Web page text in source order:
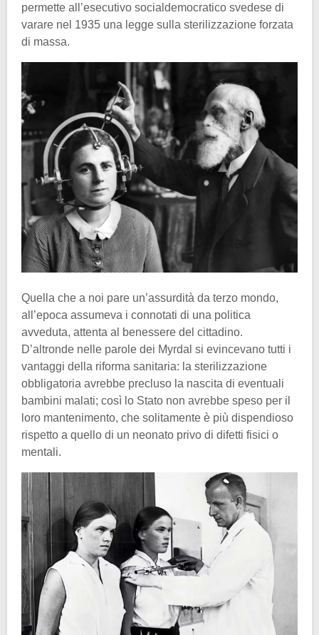
permette all’esecutivo socialdemocratico svedese di
varare nel 1935 una legge sulla sterilizzazione forzata
di massa.
Quella che a noi pare un’assurdità da terzo mondo,
all’epoca assumeva i connotati di una politica
avveduta, attenta al benessere del cittadino.
D’altronde nelle parole dei Myrdal si evincevano tutti i
vantaggi della riforma sanitaria: la sterilizzazione
obbligatoria avrebbe precluso la nascita di eventuali
bambini malati; così lo Stato non avrebbe speso per il
loro mantenimento, che solitamente è più dispendioso
rispetto a quello di un neonato privo di difetti fisici o
mentali.